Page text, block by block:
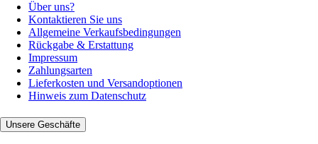
Über uns?
Kontaktieren Sie uns
Allgemeine Verkaufsbedingungen
Rückgabe & Erstattung
Impressum
Zahlungsarten
Lieferkosten und Versandoptionen
Hinweis zum Datenschutz
Unsere Geschäfte